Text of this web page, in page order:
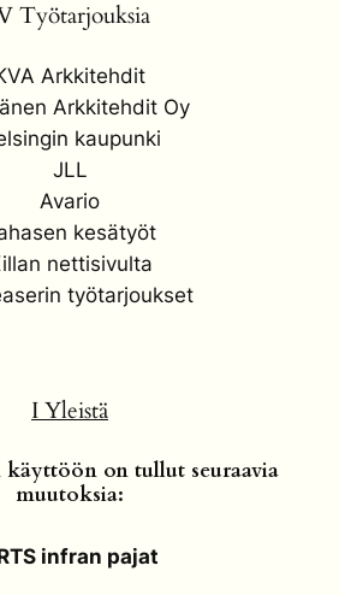
Työtarjouksia
Arkkitehdit
Arkkitehdit Oy
kaupunki
JLL
Avario
kesätyöt
nettisivulta
työtarjoukset
I Yleistä
on tullut seuraavia
muutoksia:
infran pajat